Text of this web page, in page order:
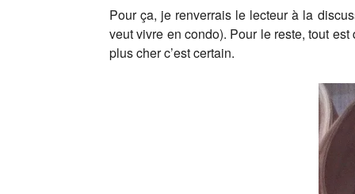
Pour ça, je renverrais le lecteur à la
veut vivre en condo). Pour le reste, tout
plus cher c’est certain.